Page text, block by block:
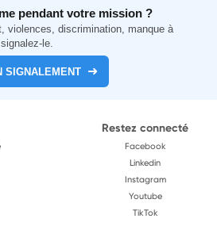
pendant votre mission ?
violences, discrimination, manque à
le.
SIGNALEMENT
Restez connecté
Facebook
Linkedin
Instagram
Youtube
TikTok